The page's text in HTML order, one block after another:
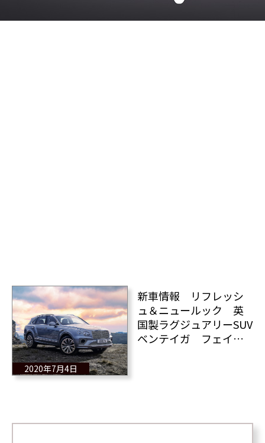
2020年7月4日
新車情報 リフレッシ
ュ＆ニュールック 英
国製ラグジュアリーSUV
ベンテイガ フェイス